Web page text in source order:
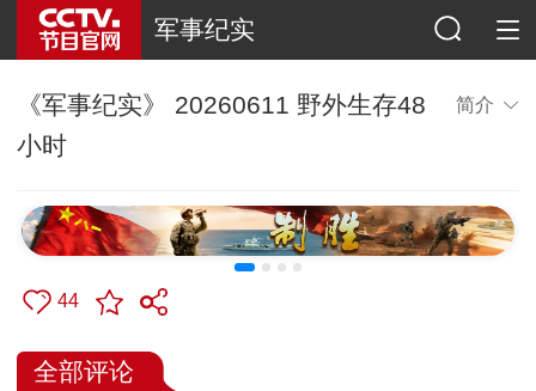
军事纪实
《军事纪实》 20260611 野外生存48
小时
简介
44
全部评论